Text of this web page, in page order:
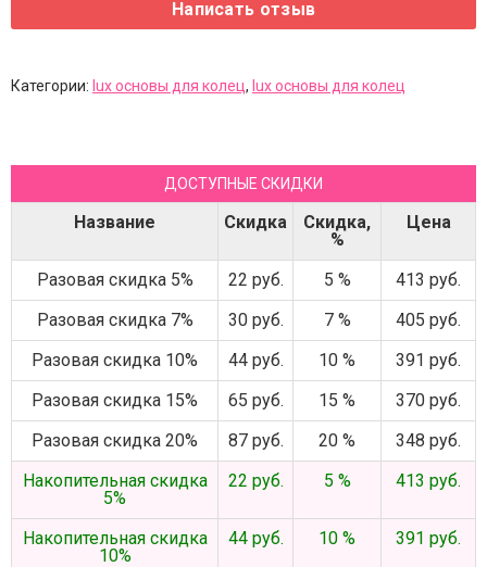
Категории: lux основы для колец, lux основы для колец
ДОСТУПНЫЕ СКИДКИ
Название Скидка
Скидка,
%
Цена
Разовая скидка 5% 22 руб. 5 %
413 руб.
Разовая скидка 7%
30 руб. 7 %
405 руб.
Разовая скидка 10%
44 руб. 10 %
391 руб.
Разовая скидка 15%
65 руб. 15 %
370 руб.
Разовая скидка 20%
87 руб. 20 %
348 руб.
Накопительная скидка
5%
22 руб. 5 % 413 руб.
Накопительная скидка
10%
44 руб. 10 % 391 руб.